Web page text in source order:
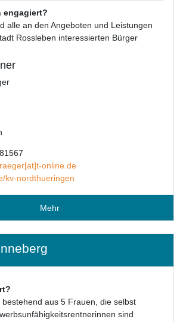
engagiert?
alle an den Angeboten und Leistungen
Rossleben interessierten Bürger
online.de
kv-nordthueringen
Mehr
aus 5 Frauen, die selbst
sind